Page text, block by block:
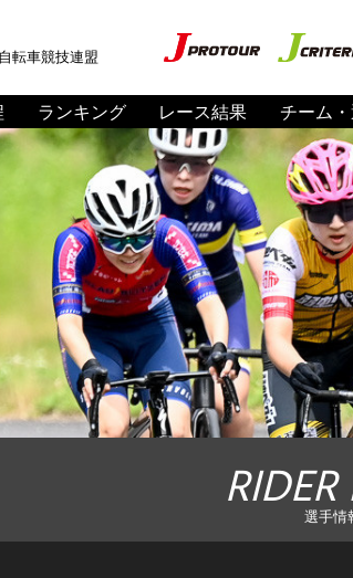
転車競技連盟
ランキング レース結果 チーム
選手情